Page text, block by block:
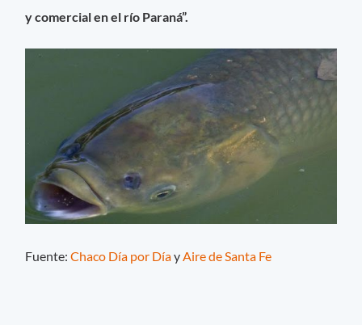
y comercial en el río Paraná”.
Fuente:Chaco Día por DíayAire de Santa Fe